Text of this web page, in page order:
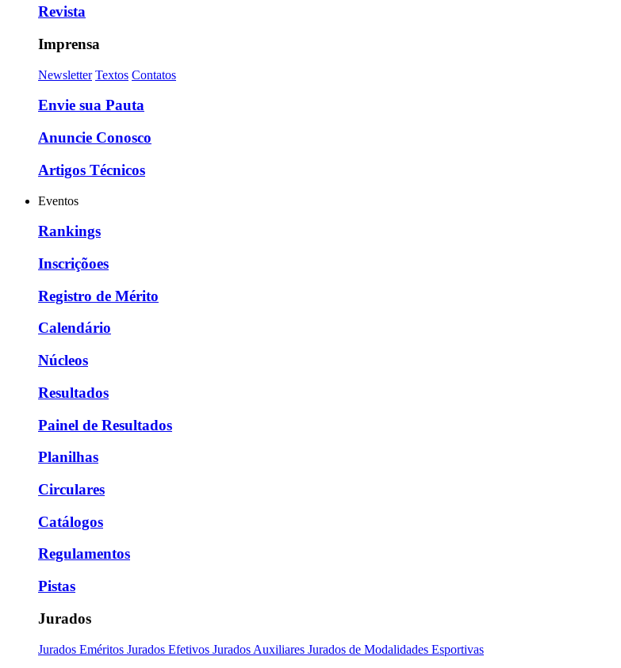
Revista
Imprensa
Newsletter Textos Contatos
Envie sua Pauta
Anuncie Conosco
Artigos Técnicos
Eventos
Rankings
Inscriçõoes
Registro de Mérito
Calendário
Núcleos
Resultados
Painel de Resultados
Planilhas
Circulares
Catálogos
Regulamentos
Pistas
Jurados
Jurados Eméritos Jurados Efetivos Jurados Auxiliares Jurados de Modalidades Esportivas